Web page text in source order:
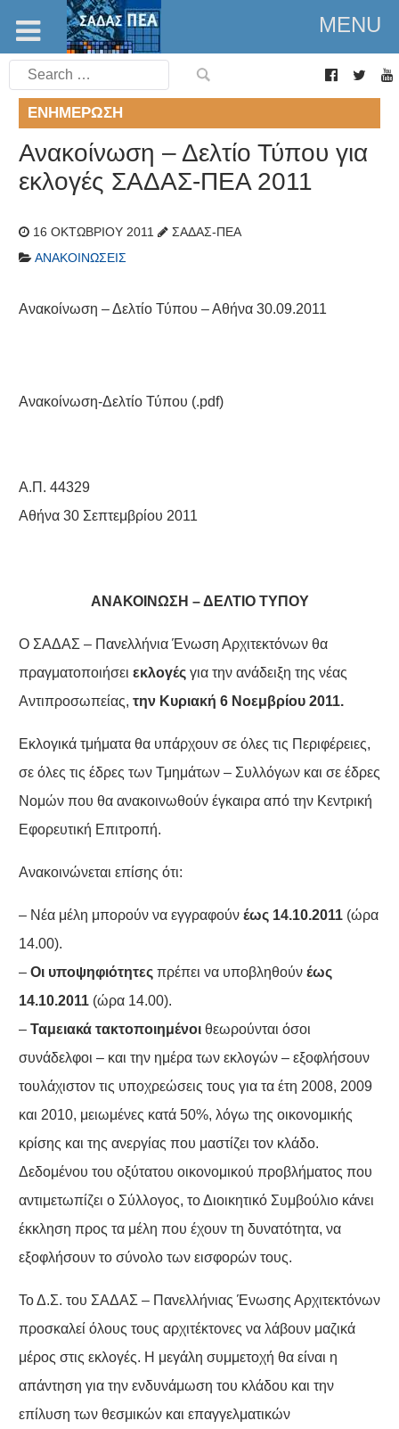
MENU
Search
for:
ΕΝΗΜΈΡΩΣΗ
Ανακοίνωση – Δελτίο Τύπου για
εκλογές ΣΑΔΑΣ-ΠΕΑ 2011
16 ΟΚΤΩΒΡΊΟΥ 2011
ΣΑΔΑΣ-ΠΕΑ
ΑΝΑΚΟΙΝΏΣΕΙΣ
Ανακοίνωση – Δελτίο Τύπου – Αθήνα 30.09.2011
Ανακοίνωση-Δελτίο Τύπου (.pdf)
Α.Π. 44329
Αθήνα 30 Σεπτεμβρίου 2011
ΑΝΑΚΟΙΝΩΣΗ – ΔΕΛΤΙΟ ΤΥΠΟΥ
Ο ΣΑΔΑΣ – Πανελλήνια Ένωση Αρχιτεκτόνων θα
πραγματοποιήσει εκλογέςγια την ανάδειξη της νέας
Αντιπροσωπείας, την Κυριακή 6 Νοεμβρίου 2011.
Εκλογικά τμήματα θα υπάρχουν σε όλες τις Περιφέρειες,
σε όλες τις έδρες των Τμημάτων – Συλλόγων και σε έδρες
Νομών που θα ανακοινωθούν έγκαιρα από την Κεντρική
Εφορευτική Επιτροπή.
Ανακοινώνεται επίσης ότι:
– Νέα μέλη μπορούν να εγγραφούν έως 14.10.2011(ώρα
14.00).
– Οι υποψηφιότητεςπρέπει να υποβληθούν έως
14.10.2011(ώρα 14.00).
– Ταμειακά τακτοποιημένοιθεωρούνται όσοι
συνάδελφοι – και την ημέρα των εκλογών – εξοφλήσουν
τουλάχιστον τις υποχρεώσεις τους για τα έτη 2008, 2009
και 2010, μειωμένες κατά 50%, λόγω της οικονομικής
κρίσης και της ανεργίας που μαστίζει τον κλάδο.
Δεδομένου του οξύτατου οικονομικού προβλήματος που
αντιμετωπίζει ο Σύλλογος, το Διοικητικό Συμβούλιο κάνει
έκκληση προς τα μέλη που έχουν τη δυνατότητα, να
εξοφλήσουν το σύνολο των εισφορών τους.
Το Δ.Σ. του ΣΑΔΑΣ – Πανελλήνιας Ένωσης Αρχιτεκτόνων
προσκαλεί όλους τους αρχιτέκτονες να λάβουν μαζικά
μέρος στις εκλογές. Η μεγάλη συμμετοχή θα είναι η
απάντηση για την ενδυνάμωση του κλάδου και την
επίλυση των θεσμικών και επαγγελματικών